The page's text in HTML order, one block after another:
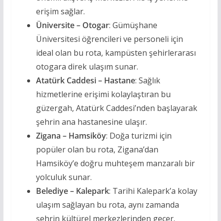
erişim sağlar.
Üniversite – Otogar: Gümüşhane
Üniversitesi öğrencileri ve personeli için
ideal olan bu rota, kampüsten şehirlerarası
otogara direk ulaşım sunar.
Atatürk Caddesi – Hastane: Sağlık
hizmetlerine erişimi kolaylaştıran bu
güzergah, Atatürk Caddesi’nden başlayarak
şehrin ana hastanesine ulaşır.
Zigana – Hamsiköy: Doğa turizmi için
popüler olan bu rota, Zigana’dan
Hamsiköy’e doğru muhteşem manzaralı bir
yolculuk sunar.
Belediye – Kalepark: Tarihi Kalepark’a kolay
ulaşım sağlayan bu rota, aynı zamanda
şehrin kültürel merkezlerinden geçer.